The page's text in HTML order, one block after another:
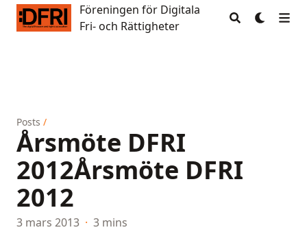
Föreningen för Digitala Fri- och Rättigheter
Föreningen för Digitala
Fri- och Rättigheter
Posts /
Årsmöte DFRI
2012Årsmöte DFRI
2012
3 mars 2013 · 3 mins